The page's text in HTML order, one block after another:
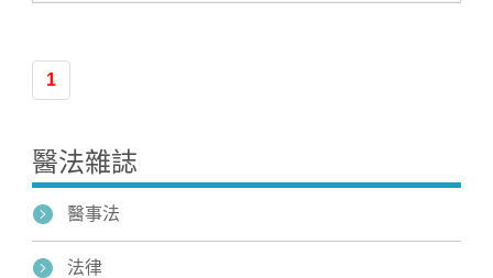
1
醫法雜誌
醫事法
法律